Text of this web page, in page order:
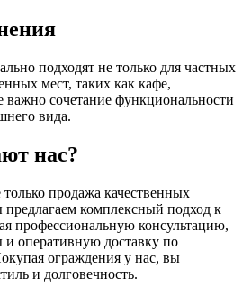
подходят не только для частных
мест, таких как кафе,
важно сочетание функциональности
вида.
нас?
продажа качественных
комплексный подход к
профессиональную консультацию,
оперативную доставку по
ограждения у нас, вы
и долговечность.